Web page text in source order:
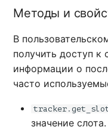
Методы и
В
получить доступ
информации о
часто
значение слота.